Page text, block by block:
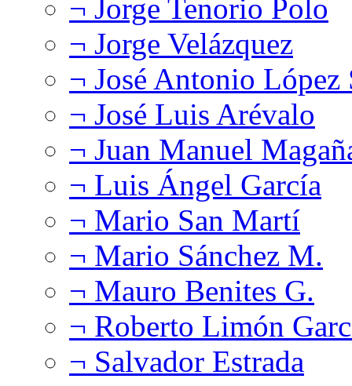
¬ Jorge Tenorio Polo
¬ Jorge Velázquez
¬ José Antonio López
¬ José Luis Arévalo
¬ Juan Manuel
¬ Luis Ángel García
¬ Mario San Martí
¬ Mario Sánchez M.
¬ Mauro Benites G.
¬ Roberto Limón
¬ Salvador Estrada